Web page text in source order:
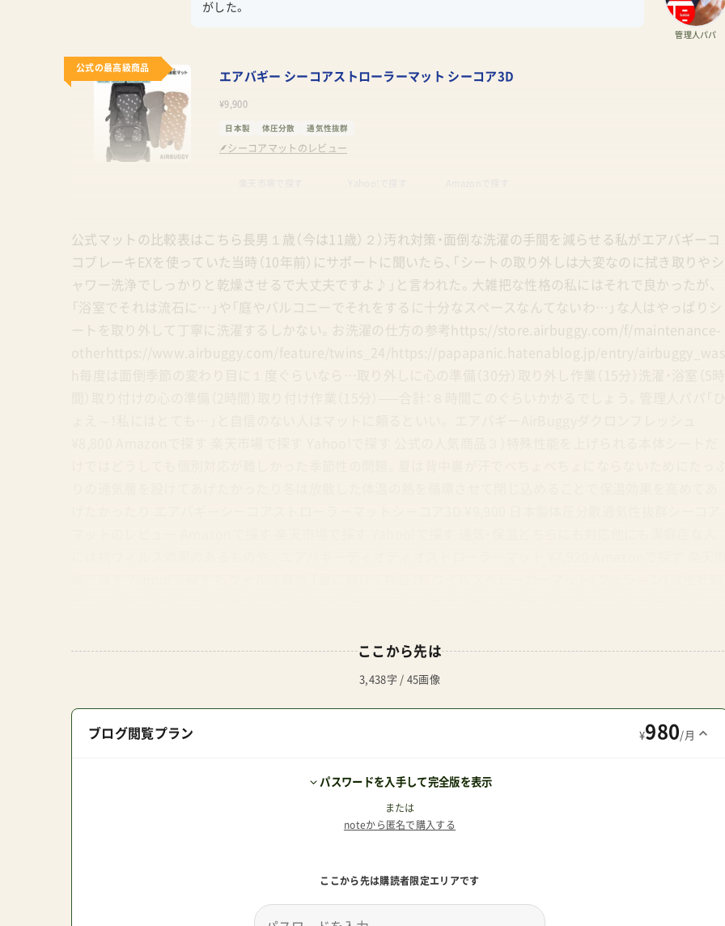
管理人パパ
がした。
エアバギー シーコアストローラーマット シーコア3D
¥9,900
日本製 体圧分散 通気性抜群
シーコアマットのレビュー
公式の最高級商品
公式マットの比較表はこちら長男１歳（今は11歳）２）汚れ対策・面倒な洗濯の手間を減らせる私がエアバギーコ
コブレーキEXを使っていた当時（10年前）にサポートに聞いたら、「シートの取り外しは大変なのに拭き取りやシ
ャワー洗浄でしっかりと乾燥させるで大丈夫ですよ♪」と言われた。大雑把な性格の私にはそれで良かったが、
「浴室でそれは流石に…」や「庭やバルコニーでそれをするに十分なスペースなんてないわ…」な人はやっぱりシ
ートを取り外して丁寧に洗濯するしかない。お洗濯の仕方の参考https://store.airbuggy.com/f/maintenance-
すぐリニューアル商品 が発売予定。こういった商品を洗い替え用に分けて持っておけると便利。RISUキレイ
リケートでいたい赤ちゃんの眠りの深さにこだわりたいいろんな理由があってのマット購入。今回のエアバギ
公式商品に限らず、汎用商品も様々に発売されているので好みにあわせてセンタクしたい。 低価格 安くて使い
か？「カップホルダー？」「ベビーカーフック？」「レインカバー？」いろいろあるが、私には「こっちもおすす… お
しゃれな柄物 エロディからベビーカークッションが発売！メリオとの相性抜群！ エロディ（スウェーデン）から
2024年春夏コレクションが発表されています。私が注目したのはスカンジナビア・デザインが可愛いベビーカー
値段なりの仕事をしてくれる究極のベビーカーマットベビーカーのシートにクッション性が足りないと買って
コア3D ¥9,900 日本製体圧分散通気性抜群シーコアマットのレビュー Amazonで探す 楽天市場で探す Yahoo!
ここから先は
3,438字 / 45画像
ブログ閲覧プラン ¥980/月
パスワードを入手して完全版を表示
または
noteから匿名で購入する
ここから先は購読者限定エリアです